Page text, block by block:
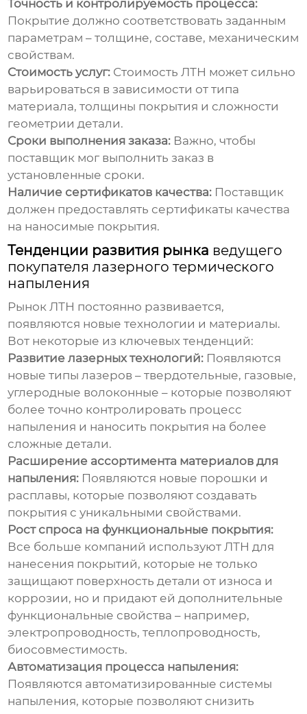
Точность и контролируемость процесса:
Покрытие должно соответствовать заданным
параметрам – толщине, составе, механическим
свойствам.
Стоимость услуг: Стоимость ЛТН может сильно
варьироваться в зависимости от типа
материала, толщины покрытия и сложности
геометрии детали.
Сроки выполнения заказа: Важно, чтобы
поставщик мог выполнить заказ в
установленные сроки.
Наличие сертификатов качества: Поставщик
должен предоставлять сертификаты качества
на наносимые покрытия.
Тенденции развития рынка ведущего
покупателя лазерного термического
напыления
Рынок ЛТН постоянно развивается,
появляются новые технологии и материалы.
Вот некоторые из ключевых тенденций:
Развитие лазерных технологий: Появляются
новые типы лазеров – твердотельные, газовые,
углеродные волоконные – которые позволяют
более точно контролировать процесс
напыления и наносить покрытия на более
сложные детали.
Расширение ассортимента материалов для
напыления: Появляются новые порошки и
расплавы, которые позволяют создавать
покрытия с уникальными свойствами.
Рост спроса на функциональные покрытия:
Все больше компаний используют ЛТН для
нанесения покрытий, которые не только
защищают поверхность детали от износа и
коррозии, но и придают ей дополнительные
функциональные свойства – например,
электропроводность, теплопроводность,
биосовместимость.
Автоматизация процесса напыления:
Появляются автоматизированные системы
напыления, которые позволяют снизить